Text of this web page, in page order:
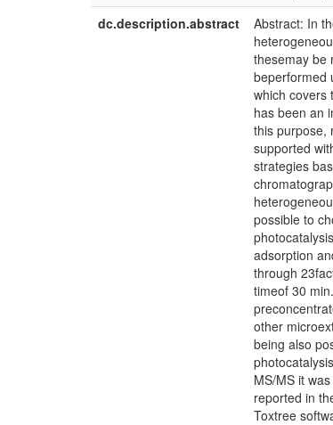
dc.description.abstract
Abstract: In
thesemay be
beperformed
which covers
has been an
this purpose,
supported
strategies
possible to
adsorption
through
timeof 30
other
being also
MS/MS it
reported in
Toxtree